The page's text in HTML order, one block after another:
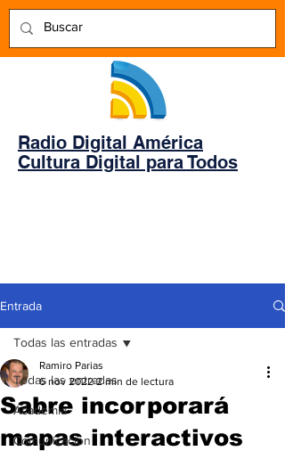
Radio Digital América
Cultura Digital para Todos
Entrada
Todas las entradas
Academia
Comunicación
Todas las entradas
Sabre incorporará
mapas interactivos
Ramiro Parias
6 nov 2022 2 min de lectura